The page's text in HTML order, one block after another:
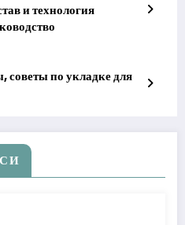
и технология
по укладке для